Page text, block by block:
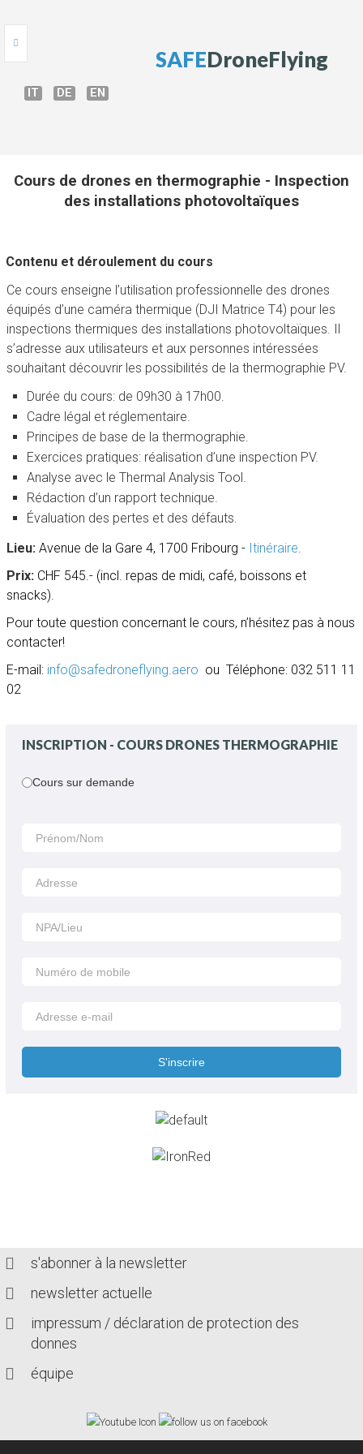
SAFEDroneFlying
HOME
COURS DE DRONE
BRIEFING
AUTORISATIONS
IT DE EN
Cours de drones en thermographie - Inspection
des installations photovoltaïques
Contenu et déroulement du cours
Ce cours enseigne l’utilisation professionnelle des drones
équipés d’une caméra thermique (DJI Matrice T4) pour les
inspections thermiques des installations photovoltaïques. Il
s’adresse aux utilisateurs et aux personnes intéressées
souhaitant découvrir les possibilités de la thermographie PV.
Durée du cours: de 09h30 à 17h00.
Cadre légal et réglementaire.
Principes de base de la thermographie.
Exercices pratiques: réalisation d’une inspection PV.
Analyse avec le Thermal Analysis Tool.
Rédaction d’un rapport technique.
Évaluation des pertes et des défauts.
Lieu: Avenue de la Gare 4, 1700 Fribourg - Itinéraire
Prix: CHF 545.- (incl. repas de midi, café, boissons et
snacks).
Pour toute question concernant le cours, n’hésitez pas à nous
contacter!
E-mail: info@safedroneflying.aero ou Téléphone: 032 511 11
02
INSCRIPTION - COURS DRONES THERMOGRAPHIE
Cours sur demande
S'inscrire
s'abonner à la newsletter
newsletter actuelle
impressum / déclaration de protection des
donnes
équipe